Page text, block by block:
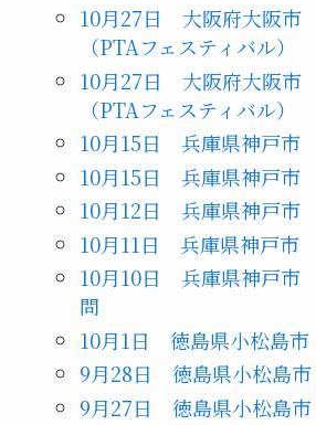
10月27日 大阪府大阪市
（PTAフェスティバル）
10月27日 大阪府大阪市
（PTAフェスティバル）
10月15日 兵庫県神戸市
10月15日 兵庫県神戸市
10月12日 兵庫県神戸市
10月11日 兵庫県神戸市
10月10日 兵庫県神戸市
問
10月1日 徳島県小松島
9月28日 徳島県小松島
9月27日 徳島県小松島